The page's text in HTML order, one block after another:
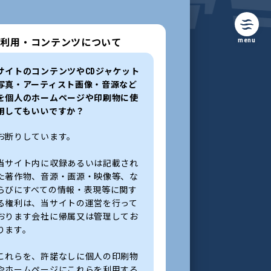
menu
用・コンテンツについて
イトのコンテンツやCDジャケット
真・アーティスト画像・音源など
個人のホームページや印刷物に使
してもいいですか？
断りしています。
サイト内に収録あるいは記載され
著作物、音源・画源・映像等、な
びにすべての情報・表現等に関す
権利は、当サイトの運営を行って
ります会社に帰属又は管理してお
ます。
れらを、許諾なしに個人の印刷物